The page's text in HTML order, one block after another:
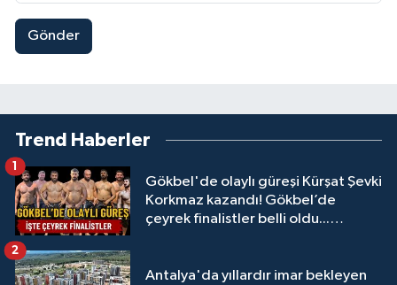
Gönder
Trend Haberler
Gökbel'de olaylı güreşi Kürşat Şevki
Korkmaz kazandı! Gökbel’de
çeyrek finalistler belli oldu...
1
Antalya'da yıllardır imar bekleyen
2